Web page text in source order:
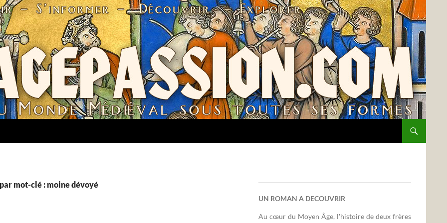
mot-clé : moine dévoyé
UN ROMAN A DECOUVRIR
Au cœur du Moyen Âge, l'histoire de deux frères